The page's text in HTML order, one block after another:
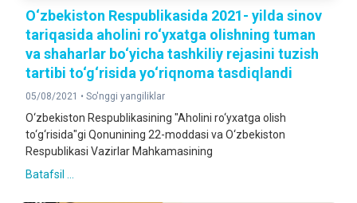
O‘zbekiston Respublikasida 2021- yilda sinov
tariqasida aholini ro‘yxatga olishning tuman
va shaharlar bo‘yicha tashkiliy rejasini tuzish
tartibi to‘g‘risida yo‘riqnoma tasdiqlandi
05/08/2021 • So'nggi yangiliklar
O‘zbekiston Respublikasining "Aholini ro‘yxatga olish
to‘g‘risida"gi Qonunining 22-moddasi va O‘zbekiston
Respublikasi Vazirlar Mahkamasining
Batafsil ...